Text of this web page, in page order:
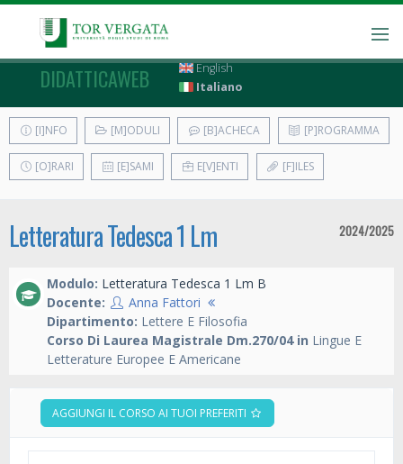
DIDATTICAWEB
English
Italiano
[I]NFO [M]ODULI [B]ACHECA [P]ROGRAMMA
[O]RARI [E]SAMI E[V]ENTI [F]ILES
Letteratura Tedesca 1 Lm 2024/2025
Modulo: Letteratura Tedesca 1 Lm B
Docente:
Anna Fattori
Dipartimento: Lettere E Filosofia
Corso Di Laurea Magistrale Dm.270/04 in Lingue E
Letterature Europee E Americane
AGGIUNGI IL CORSO AI TUOI PREFERITI